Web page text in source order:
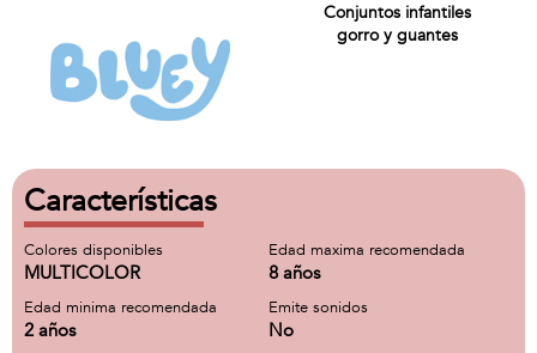
Conjuntos infantiles
gorro y guantes
Características
Colores disponibles
MULTICOLOR
Edad maxima recomendada
8 años
Edad minima recomendada
2 años
Emite sonidos
No